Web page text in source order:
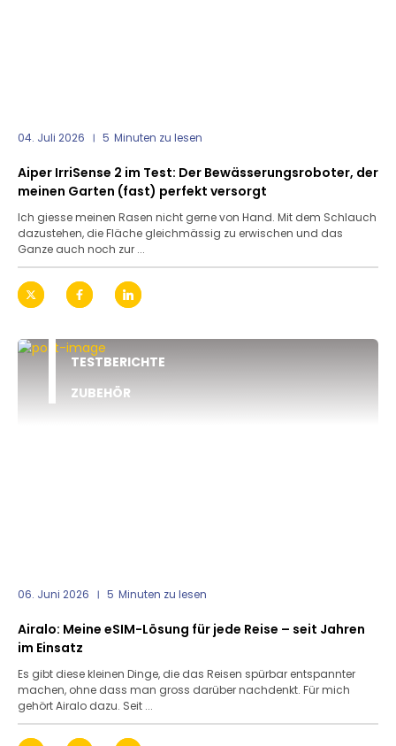
04. Juli 2026 5 Minuten zu lesen
Aiper IrriSense 2 im Test: Der Bewässerungsroboter, der
meinen Garten (fast) perfekt versorgt
Ich giesse meinen Rasen nicht gerne von Hand. Mit dem Schlauch
dazustehen, die Fläche gleichmässig zu erwischen und das
Ganze auch noch zur ...
TESTBERICHTE
ZUBEHÖR
06. Juni 2026 5 Minuten zu lesen
Airalo: Meine eSIM-Lösung für jede Reise – seit Jahren
im Einsatz
Es gibt diese kleinen Dinge, die das Reisen spürbar entspannter
machen, ohne dass man gross darüber nachdenkt. Für mich
gehört Airalo dazu. Seit ...